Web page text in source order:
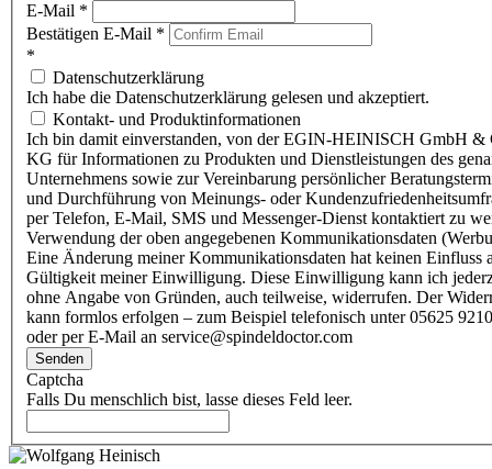
E-Mail *
Bestätigen E-Mail *
*
Datenschutzerklärung
Ich habe die Datenschutzerklärung gelesen und akzeptiert.
Kontakt- und Produktinformationen
Ich bin damit einverstanden, von der EGIN-HEINISCH GmbH &
KG für Informationen zu Produkten und Dienstleistungen des
Unternehmens sowie zur Vereinbarung persönlicher
und Durchführung von Meinungs- oder
per Telefon, E-Mail, SMS und Messenger-Dienst kontaktiert zu
Verwendung der oben angegebenen Kommunikationsdaten
Eine Änderung meiner Kommunikationsdaten hat keinen Einfluss
Gültigkeit meiner Einwilligung. Diese Einwilligung kann ich
ohne Angabe von Gründen, auch teilweise, widerrufen. Der
kann formlos erfolgen – zum Beispiel telefonisch unter 05625
oder per E-Mail an service@spindeldoctor.com
Senden
Captcha
Falls Du menschlich bist, lasse dieses Feld leer.